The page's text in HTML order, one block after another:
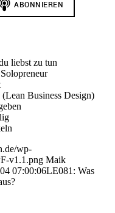
liebst zu tun
(Lean Business Design)
wp-
v1.1.png Maik
07:00:06LE081: Was